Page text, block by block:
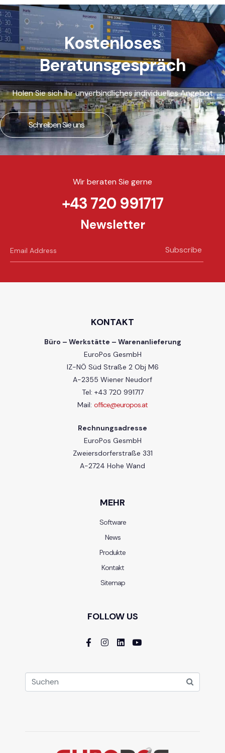
Kostenloses
Beratunsgespräch
Holen Sie sich ihr unverbindliches individuelles Angebot
Schreiben Sie uns
Wir beraten Sie gerne
+43 720 991717
Newsletter
Subscribe
KONTAKT
Büro – Werkstätte – Warenanlieferung
EuroPos GesmbH
IZ-NÖ Süd Straße 2 Obj M6
A-2355 Wiener Neudorf
Tel: +43 720 991717
Mail: office@europos.at
Rechnungsadresse
EuroPos GesmbH
Zweiersdorferstraße 331
A-2724 Hohe Wand
MEHR
Software
News
Produkte
Kontakt
Sitemap
FOLLOW US